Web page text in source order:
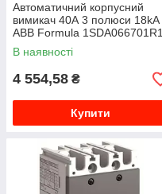
Автоматичний корпусний
вимикач 40А 3 полюси 18kA
ABB Formula 1SDA066701R1
В наявності
4 554,58 ₴
Купити